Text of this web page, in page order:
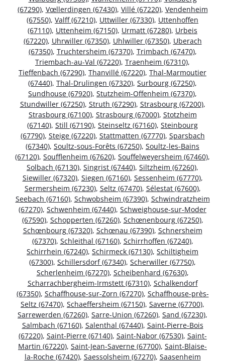
(67290), Vœllerdingen (67430), Villé (67220), Vendenheim
(67550), Valff (67210), Uttwiller (67330), Uttenhoffen
(67110), Uttenheim (67150), Urmatt (67280), Urbeis
(67220), Uhrwiller (67350), Uhlwiller (67350), Uberach
(67350), Truchtersheim (67370), Trimbach (67470),
Triembach-au-Val (67220), Traenheim (67310),
Tieffenbach (67290), Thanvillé (67220), Thal-Marmoutier
(67440), Thal-Drulingen (67320), Surbourg (67250),
Sundhouse (67920), Stutzheim-Offenheim (67370),
Stundwiller (67250), Struth (67290), Strasbourg (67200),
Strasbourg (67100), Strasbourg (67000), Stotzheim
(67140), Still (67190), Steinseltz (67160), Steinbourg
(67790), Steige (67220), Stattmatten (67770), Sparsbach
(67340), Soultz-sous-Forêts (67250), Soultz-les-Bains
(67120), Soufflenheim (67620), Souffelweyersheim (67460),
Solbach (67130), Singrist (67440), Siltzheim (67260),
Siewiller (67320), Siegen (67160), Sessenheim (67770),
Sermersheim (67230), Seltz (67470), Sélestat (67600),
Seebach (67160), Schwobsheim (67390), Schwindratzheim
(67270), Schwenheim (67440), Schweighouse-sur-Moder
(67590), Schopperten (67260), Schœnenbourg (67250),
Schœnbourg (67320), Schœnau (67390), Schnersheim
(67370), Schleithal (67160), Schirrhoffen (67240),
Schirrhein (67240), Schirmeck (67130), Schiltigheim
(67300), Schillersdorf (67340), Scherwiller (67750),
Scherlenheim (67270), Scheibenhard (67630),
Scharrachbergheim-Irmstett (67310), Schalkendorf
(67350), Schaffhouse-sur-Zorn (67270), Schaffhouse-près-
Seltz (67470), Schaeffersheim (67150), Saverne (67700),
Sarrewerden (67260), Sarre-Union (67260), Sand (67230),
Salmbach (67160), Salenthal (67440), Saint-Pierre-Bois
(67220), Saint-Pierre (67140), Saint-Nabor (67530), Saint-
Martin (67220), Saint-Jean-Saverne (67700), Saint-Blaise-
la-Roche (67420), Saessolsheim (67270), Saasenheim